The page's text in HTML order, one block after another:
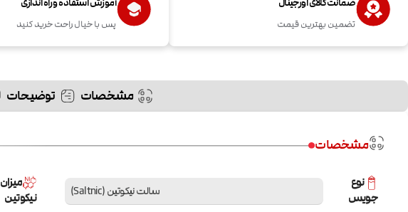
تضمین بهترین قیمت پس با خیال راحت خرید کنید
مشخصات توضیحات
مشخصات
نوع
جویس
سالت نیکوتین (Saltnic)
میزان
نیکوتین